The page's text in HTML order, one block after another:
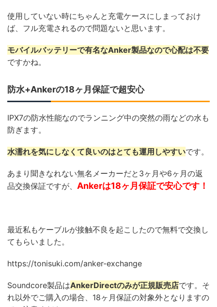
使用していない時にちゃんと充電ケースにしまっておけ
ば、フル充電されるので問題ないと思います。
モバイルバッテリーで有名なAnker製品なので心配は不要
ですかね。
防水+Ankerの18ヶ月保証で超安心
IPX7の防水性能なのでランニング中の突然の雨などの水も
防ぎます。
水濡れを気にしなくて良いのはとても運用しやすいです。
あまり聞きなれない無名メーカーだと3ヶ月や6ヶ月の返
品交換保証ですが、 Ankerは18ヶ月保証で安心です！
最近私もケーブルが接触不良を起こしたので無料で交換し
てもらいました。
https://tonisuki.com/anker-exchange
Soundcore製品はAnkerDirectのみが正規販売店です。そ
れ以外でご購入の場合、18ヶ月保証の対象外となりますの